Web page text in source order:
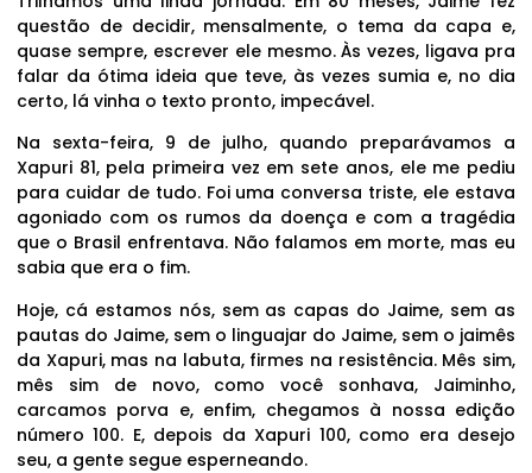
questão de decidir, mensalmente, o tema da capa e,
quase sempre, escrever ele mesmo. Às vezes, ligava pra
falar da ótima ideia que teve, às vezes sumia e, no dia
certo, lá vinha o texto pronto, impecável.
Na sexta-feira, 9 de julho, quando preparávamos a
Xapuri 81, pela primeira vez em sete anos, ele me pediu
para cuidar de tudo. Foi uma conversa triste, ele estava
agoniado com os rumos da doença e com a tragédia
que o Brasil enfrentava. Não falamos em morte, mas eu
sabia que era o fim.
Hoje, cá estamos nós, sem as capas do Jaime, sem as
pautas do Jaime, sem o linguajar do Jaime, sem o jaimês
da Xapuri, mas na labuta, firmes na resistência. Mês sim,
mês sim de novo, como você sonhava, Jaiminho,
carcamos porva e, enfim, chegamos à nossa edição
número 100. E, depois da Xapuri 100, como era desejo
seu, a gente segue esperneando.